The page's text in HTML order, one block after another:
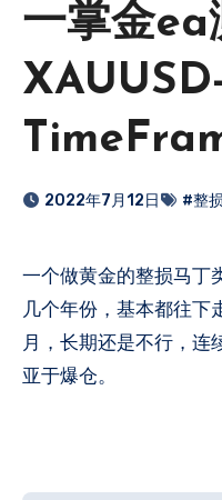
一掌金ea
2022年7月12日 #整
一个做黄金的整损马丁类策略，单量巨大，随机测试了
几个年份，基本都往下
月，长期还是不行，连
亚于爆仓。